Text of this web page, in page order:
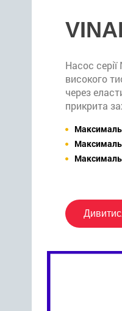
Насос
високого
через
прикрита